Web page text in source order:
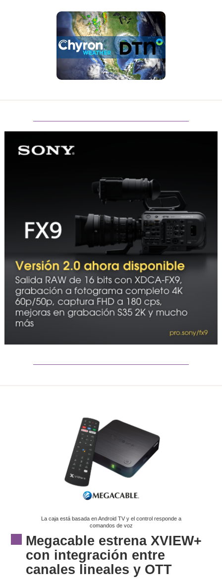
La caja está basada en Android TV y el control responde a
comandos de voz
Megacable estrena XVIEW+
con integración entre
canales lineales y OTT